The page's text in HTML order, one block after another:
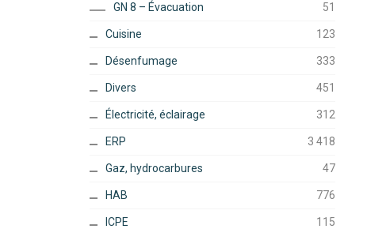
GN 8 – Évacuation 51
Cuisine 123
Désenfumage 333
Divers 451
Électricité, éclairage 312
ERP 3 418
Gaz, hydrocarbures 47
HAB 776
ICPE 115